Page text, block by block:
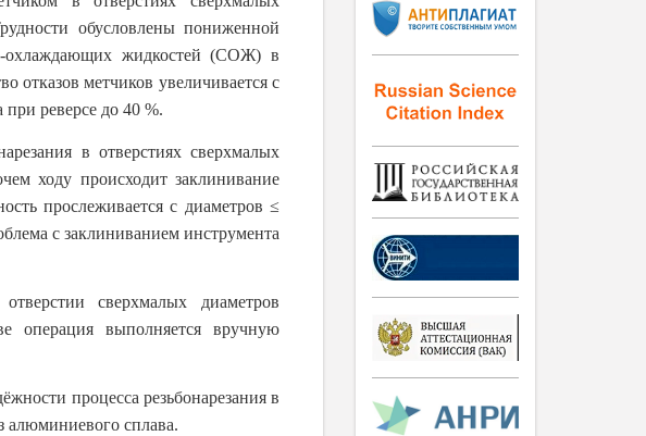
обусловлены пониженной
охлаждающих жидкостей (СОЖ) в
отказов метчиков увеличивается с
реверсе до 40 %.
в отверстиях сверхмалых
ходу происходит заклинивание
прослеживается с диаметров ≤
с заклиниванием инструмента
сверхмалых диаметров
операция выполняется вручную
процесса резьбонарезания в
алюминиевого сплава.